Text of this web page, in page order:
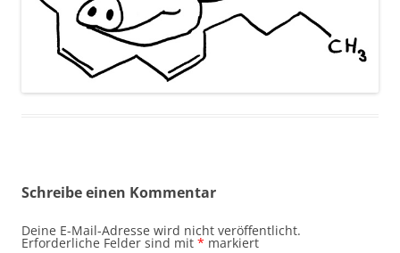
Schreibe einen Kommentar
Deine E-Mail-Adresse wird nicht veröffentlicht.
Erforderliche Felder sind mit * markiert